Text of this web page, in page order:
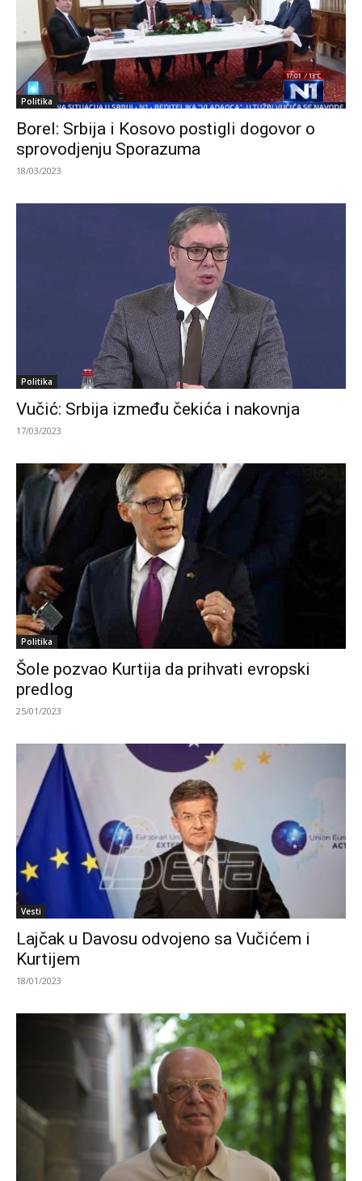
Politika
Borel: Srbija i Kosovo postigli dogovor o
sprovodjenju Sporazuma
18/03/2023
Politika
Vučić: Srbija između čekića i nakovnja
17/03/2023
Politika
Šole pozvao Kurtija da prihvati evropski
predlog
25/01/2023
Vesti
Lajčak u Davosu odvojeno sa Vučićem i
Kurtijem
18/01/2023